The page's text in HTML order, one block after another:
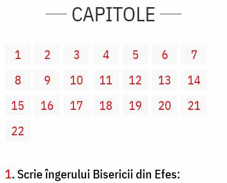
CAPITOLE
1 2 3 4 5 6
7
8
9 10 11 12 13
14
15
16 17 18 19 20
21
22
1. Scrie îngerului Bisericii din Efes: